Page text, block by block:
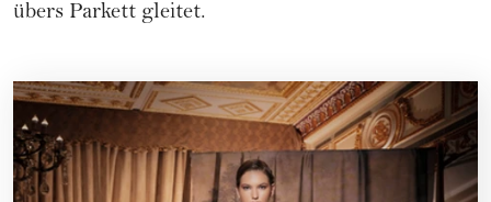
übers Parkett gleitet.